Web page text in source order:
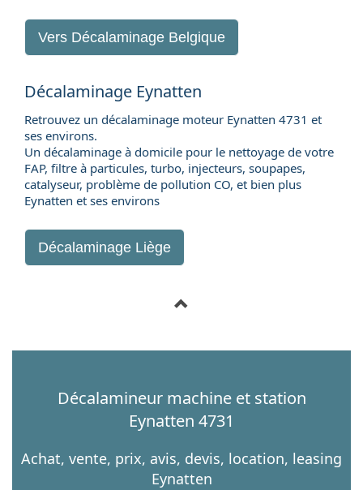
Vers Décalaminage Belgique
Décalaminage Eynatten
Retrouvez un décalaminage moteur Eynatten 4731 et
ses environs.
Un décalaminage à domicile pour le nettoyage de votre
FAP, filtre à particules, turbo, injecteurs, soupapes,
catalyseur, problème de pollution CO, et bien plus
Eynatten et ses environs
Décalaminage Liège
Décalamineur machine et station
Eynatten 4731
Achat, vente, prix, avis, devis, location, leasing
Eynatten